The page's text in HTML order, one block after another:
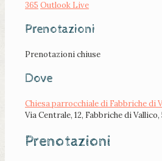
365 Outlook Live
Prenotazioni
Prenotazioni chiuse
Dove
Chiesa parrocchiale di Fabbriche di
Via Centrale, 12, Fabbriche di Vallico,
Prenotazioni